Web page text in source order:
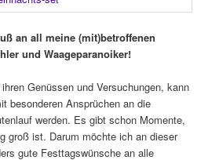
an all meine (mit)betroffenen
und Waageparanoiker!
Genüssen und Versuchungen, kann
besonderen Ansprüchen an die
werden. Es gibt schon Momente,
groß ist. Darum möchte ich an dieser
gute Festtagswünsche an alle